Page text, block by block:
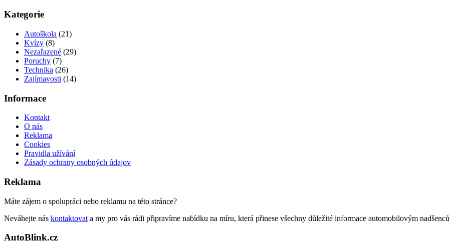
Kategorie
Autoškola (21)
Kvízy (8)
Nezařazené (29)
Poruchy (7)
Technika (26)
Zajímavosti (14)
Informace
Kontakt
O nás
Reklama
Cookies
Pravidla užívání
Zásady ochrany osobných údajov
Reklama
Máte zájem o spolupráci nebo reklamu na této stránce?
Neváhejte nás kontaktovat a my pro vás rádi připravíme nabídku na míru, která přinese všechny důležité informace automobilovým
AutoBlink.cz